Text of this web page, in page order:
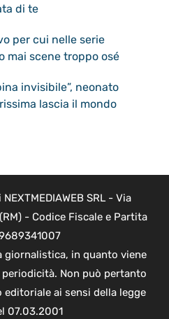
di te
per cui nelle serie
mai scene troppo osé
invisibile”, neonato
lascia il mondo
SRL - Via
- Codice Fiscale e Partita
giornalistica, in quanto viene
Non può pertanto
ai sensi della legge
07.03.2001